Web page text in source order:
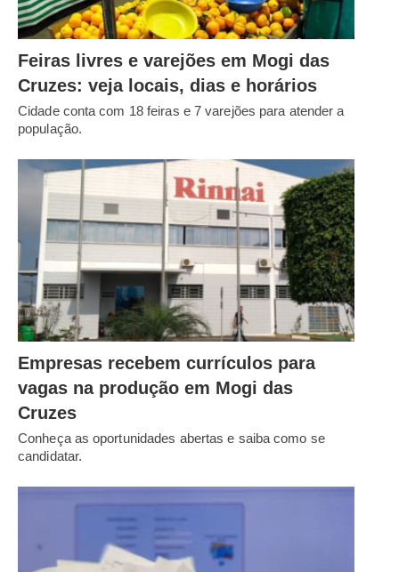
Feiras livres e varejões em Mogi das
Cruzes: veja locais, dias e horários
Cidade conta com 18 feiras e 7 varejões para atender a
população.
Empresas recebem currículos para
vagas na produção em Mogi das
Cruzes
Conheça as oportunidades abertas e saiba como se
candidatar.